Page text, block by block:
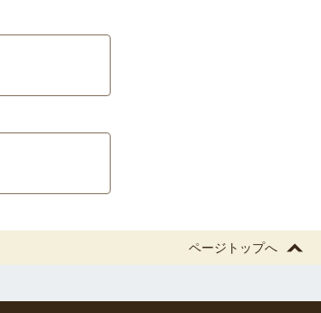
ページトップへ